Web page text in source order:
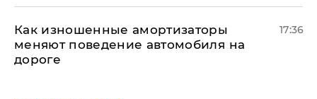
Как изношенные амортизаторы
меняют поведение автомобиля на
дороге
17:36